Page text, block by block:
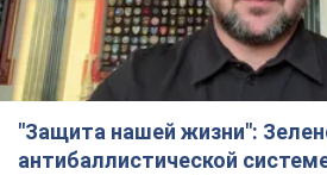
"Защита нашей жизни":
антибаллистической